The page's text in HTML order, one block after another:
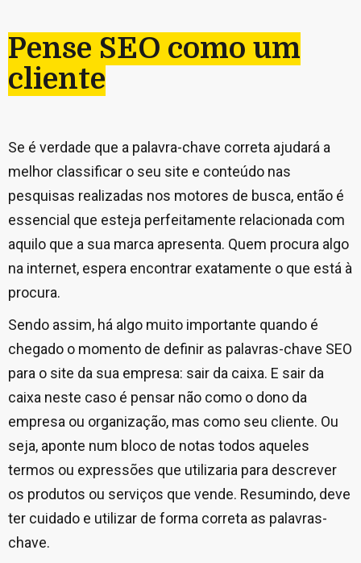
Pense SEO como um
cliente
Se é verdade que a palavra-chave correta ajudará a
melhor classificar o seu site e conteúdo nas
pesquisas realizadas nos motores de busca, então é
essencial que esteja perfeitamente relacionada com
aquilo que a sua marca apresenta. Quem procura algo
na internet, espera encontrar exatamente o que está à
procura.
Sendo assim, há algo muito importante quando é
chegado o momento de definir as palavras-chave SEO
para o site da sua empresa: sair da caixa. E sair da
caixa neste caso é pensar não como o dono da
empresa ou organização, mas como seu cliente. Ou
seja, aponte num bloco de notas todos aqueles
termos ou expressões que utilizaria para descrever
os produtos ou serviços que vende. Resumindo, deve
ter cuidado e utilizar de forma correta as palavras-
chave.